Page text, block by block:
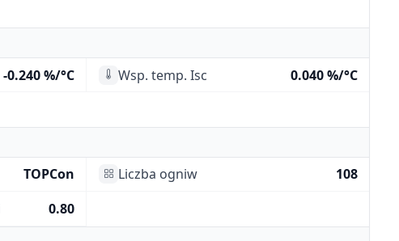
-0.240 %/°C Wsp. temp. Isc
0.040 %/°C
TOPCon Liczba ogniw
108
0.80